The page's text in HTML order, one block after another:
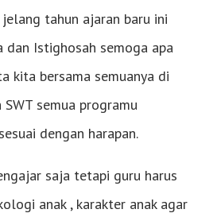
tahun ajaran baru ini
dan Istighosah semoga apa
kita bersama semuanya di
semua programu
dengan harapan.
saja tetapi guru harus
anak , karakter anak agar